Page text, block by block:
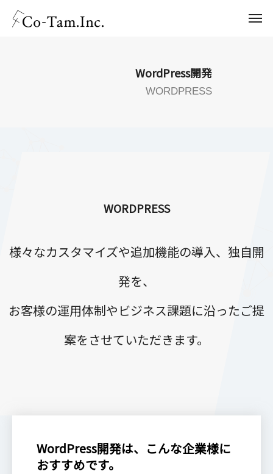
WordPress開発
WORDPRESS
WORDPRESS
様々なカスタマイズや追加機能の導入、独自開
発を、
お客様の運用体制やビジネス課題に沿ったご提
案をさせていただきます。
WordPress開発は、こんな企業様に
おすすめです。